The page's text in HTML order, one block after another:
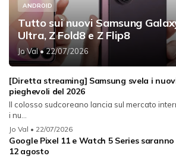
ANDROID
Tutto sui nuovi Samsung
Ultra, Z Fold8 e Z Flip8
Jo Val• 22/07/2026
[Diretta streaming] Samsung svela i
pieghevoli del 2026
Il colosso sudcoreano lancia sul mercato
i nu...
Jo Val • 22/07/2026
Google Pixel 11 e Watch 5 Series
12 agosto